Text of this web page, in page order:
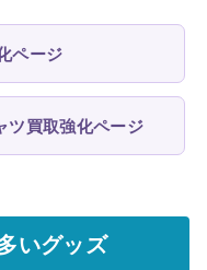
ページ
ツ買取強化ページ
いグッズ